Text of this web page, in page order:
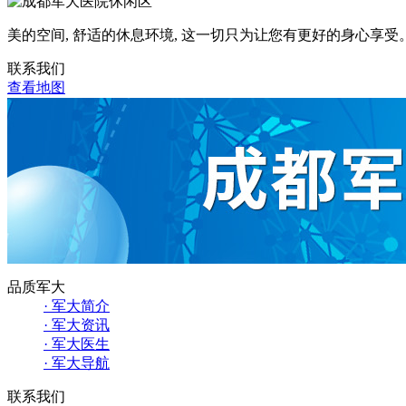
美的空间, 舒适的休息环境, 这一切只为让您有更好的身心享受
联系我们
查看地图
品质军大
· 军大简介
· 军大资讯
· 军大医生
· 军大导航
联系我们